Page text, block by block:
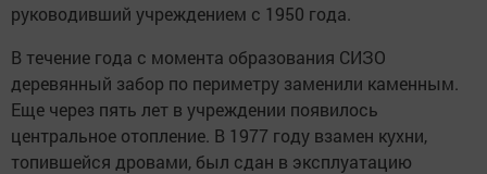
руководивший учреждением с 1950 года.
В течение года с момента образования СИЗО
деревянный забор по периметру заменили каменным.
Еще через пять лет в учреждении появилось
центральное отопление. В 1977 году взамен кухни,
топившейся дровами, был сдан в эксплуатацию